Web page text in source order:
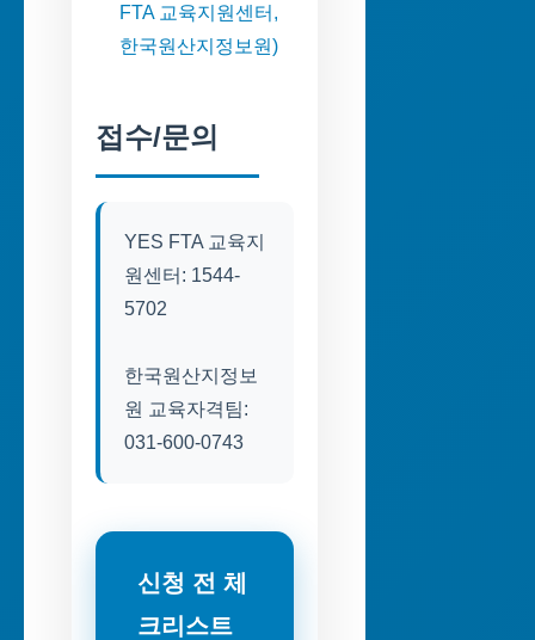
FTA 교육지원센터,
한국원산지정보원)
접수/문의
YES FTA 교육지
원센터: 1544-
5702
한국원산지정보
원 교육자격팀:
031-600-0743
신청 전 체
크리스트